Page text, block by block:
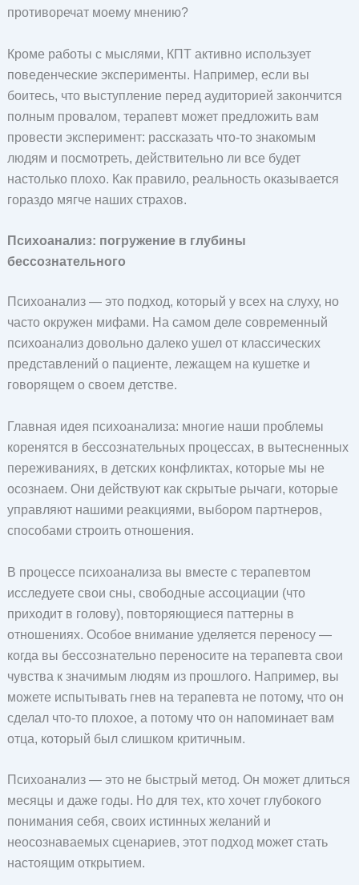
противоречат моему мнению?
Кроме работы с мыслями, КПТ активно использует
поведенческие эксперименты. Например, если вы
боитесь, что выступление перед аудиторией закончится
полным провалом, терапевт может предложить вам
провести эксперимент: рассказать что-то знакомым
людям и посмотреть, действительно ли все будет
настолько плохо. Как правило, реальность оказывается
гораздо мягче наших страхов.
Психоанализ: погружение в глубины
бессознательного
Психоанализ — это подход, который у всех на слуху, но
часто окружен мифами. На самом деле современный
психоанализ довольно далеко ушел от классических
представлений о пациенте, лежащем на кушетке и
говорящем о своем детстве.
Главная идея психоанализа: многие наши проблемы
коренятся в бессознательных процессах, в вытесненных
переживаниях, в детских конфликтах, которые мы не
осознаем. Они действуют как скрытые рычаги, которые
управляют нашими реакциями, выбором партнеров,
способами строить отношения.
В процессе психоанализа вы вместе с терапевтом
исследуете свои сны, свободные ассоциации (что
приходит в голову), повторяющиеся паттерны в
отношениях. Особое внимание уделяется переносу —
когда вы бессознательно переносите на терапевта свои
чувства к значимым людям из прошлого. Например, вы
можете испытывать гнев на терапевта не потому, что он
сделал что-то плохое, а потому что он напоминает вам
отца, который был слишком критичным.
Психоанализ — это не быстрый метод. Он может длиться
месяцы и даже годы. Но для тех, кто хочет глубокого
понимания себя, своих истинных желаний и
неосознаваемых сценариев, этот подход может стать
настоящим открытием.